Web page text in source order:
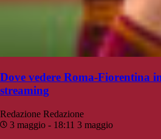
Dove vedere Roma-Fiorentina
streaming
Redazione Redazione
3 maggio - 18:11 3 maggio